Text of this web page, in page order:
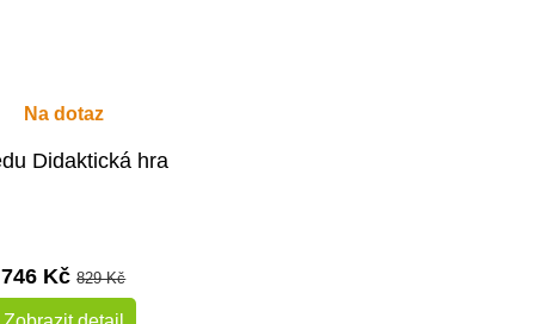
Na dotaz
Didaktická hra
746 Kč829 Kč